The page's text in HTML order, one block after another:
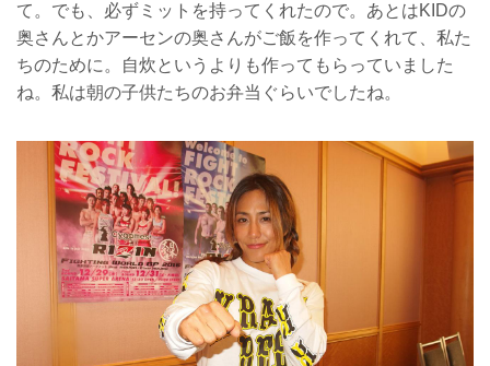
て。でも、必ずミットを持ってくれたので。あとはKIDの
奥さんとかアーセンの奥さんがご飯を作ってくれて、私た
ちのために。自炊というよりも作ってもらっていました
ね。私は朝の子供たちのお弁当ぐらいでしたね。